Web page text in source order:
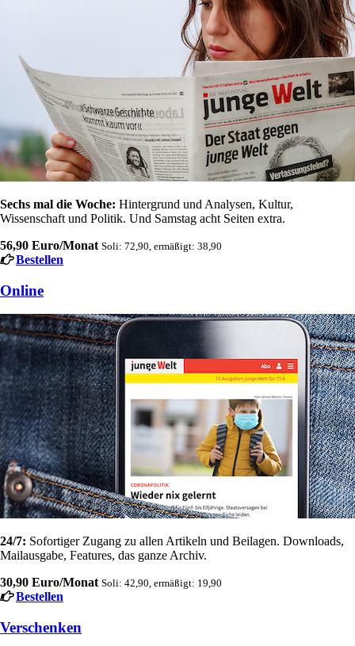
Sechs mal die Woche: Hintergrund und Analysen, Kultur,
Wissenschaft und Politik. Und Samstag acht Seiten extra.
56,90 Euro/Monat Soli: 72,90, ermäßigt: 38,90
Bestellen
Online
24/7: Sofortiger Zugang zu allen Artikeln und Beilagen. Downloads,
Mailausgabe, Features, das ganze Archiv.
30,90 Euro/Monat Soli: 42,90, ermäßigt: 19,90
Bestellen
Verschenken